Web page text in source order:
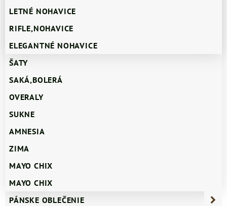
LETNÉ NOHAVICE
RIFLE,NOHAVICE
ELEGANTNÉ NOHAVICE
ŠATY
SAKÁ,BOLERÁ
OVERALY
SUKNE
AMNESIA
ZIMA
MAYO CHIX
MAYO CHIX
PÁNSKE OBLEČENIE